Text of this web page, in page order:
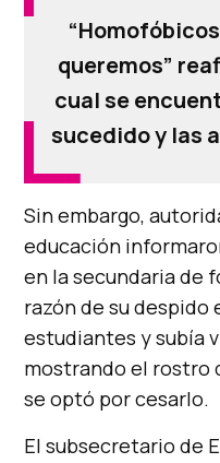
queremos”
cual se
sucedido y las
Sin embargo,
educación
en la secundaria de
razón de su despido
estudiantes y subía
mostrando el rostro
se optó por cesarlo.
El subsecretario de